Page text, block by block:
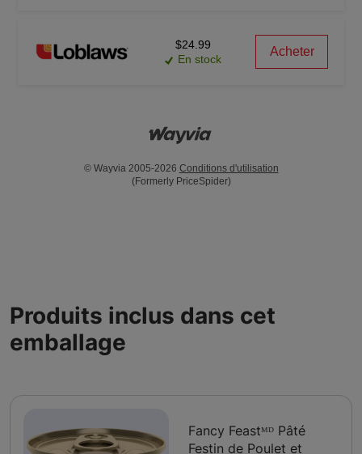
$24.99
En stock
Acheter
© Wayvia 2005-2026 Conditions d'utilisation
(Formerly PriceSpider)
Produits inclus dans cet
emballage
Fancy Feastᴹᴰ Pâté
Festin de Poulet et